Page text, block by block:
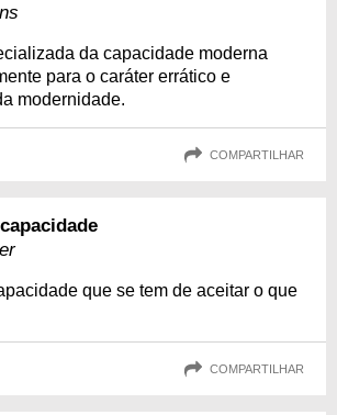
da capacidade moderna
para o caráter errático e
modernidade.
COMPARTILHAR
que se tem de aceitar o que
COMPARTILHAR